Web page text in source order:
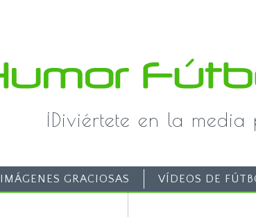
¡Diviértete en la media
IMÁGENES GRACIOSAS VÍDEOS DE